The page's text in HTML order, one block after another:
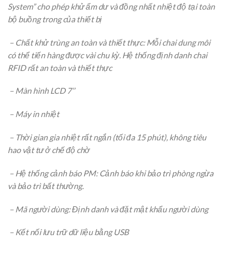
System” cho phép khử ẩm dư và đồng nhất nhiệt độ tại toàn
bộ buồng trong của thiết bị
– Chất khử trùng an toàn và thiết thực: Mỗi chai dung môi
có thể tiến hàng được vài chu kỳ. Hệ thống định danh chai
RFID rất an toàn và thiết thực
– Màn hình LCD 7’’
– Máy in nhiệt
– Thời gian gia nhiệt rất ngắn (tối đa 15 phút), không tiêu
hao vật tư ở chế độ chờ
– Hệ thống cảnh báo PM: Cảnh báo khi bảo trì phòng ngừa
và bảo trì bất thường.
– Mã người dùng: Định danh và đặt mật khẩu người dùng
– Kết nối lưu trữ dữ liệu bằng USB